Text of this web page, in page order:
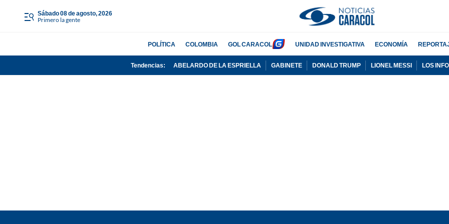
sábado 08 de agosto, 2026
Primero la gente
POLÍTICA COLOMBIA GOL CARACOL UNIDAD INVESTIGATIVA ECONOMÍA
Tendencias: ABELARDO DE LA ESPRIELLA GABINETE DONALD TRUMP LIONEL MESSI LOS